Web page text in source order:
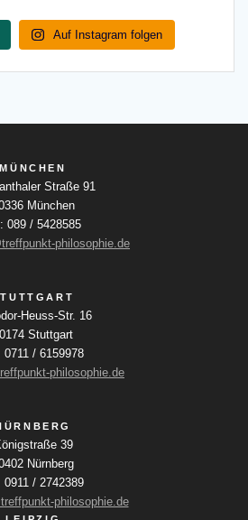
Auf Instagram folgen
MÜNCHEN
Straße 91
München
089 / 5428585
philosophie.de
Heuss-Str. 16
Stuttgart
0711 / 6159978
philosophie.de
39
Nürnberg
0911 / 2742389
philosophie.de